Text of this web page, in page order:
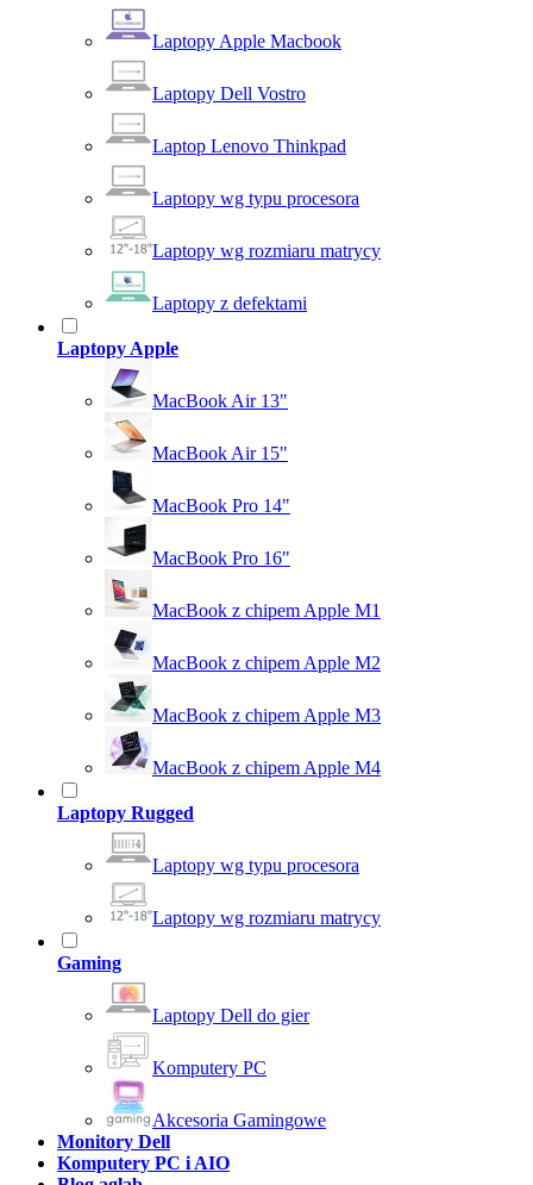
Laptopy Apple Macbook
Laptopy Dell Vostro
Laptop Lenovo Thinkpad
Laptopy wg typu procesora
Laptopy wg rozmiaru matrycy
Laptopy z defektami
Laptopy Apple
MacBook Air 13"
MacBook Air 15"
MacBook Pro 14"
MacBook Pro 16"
MacBook z chipem Apple M1
MacBook z chipem Apple M2
MacBook z chipem Apple M3
MacBook z chipem Apple M4
Laptopy Rugged
Laptopy wg typu procesora
Laptopy wg rozmiaru matrycy
Gaming
Laptopy Dell do gier
Komputery PC
Akcesoria Gamingowe
Monitory Dell
Komputery PC i AIO